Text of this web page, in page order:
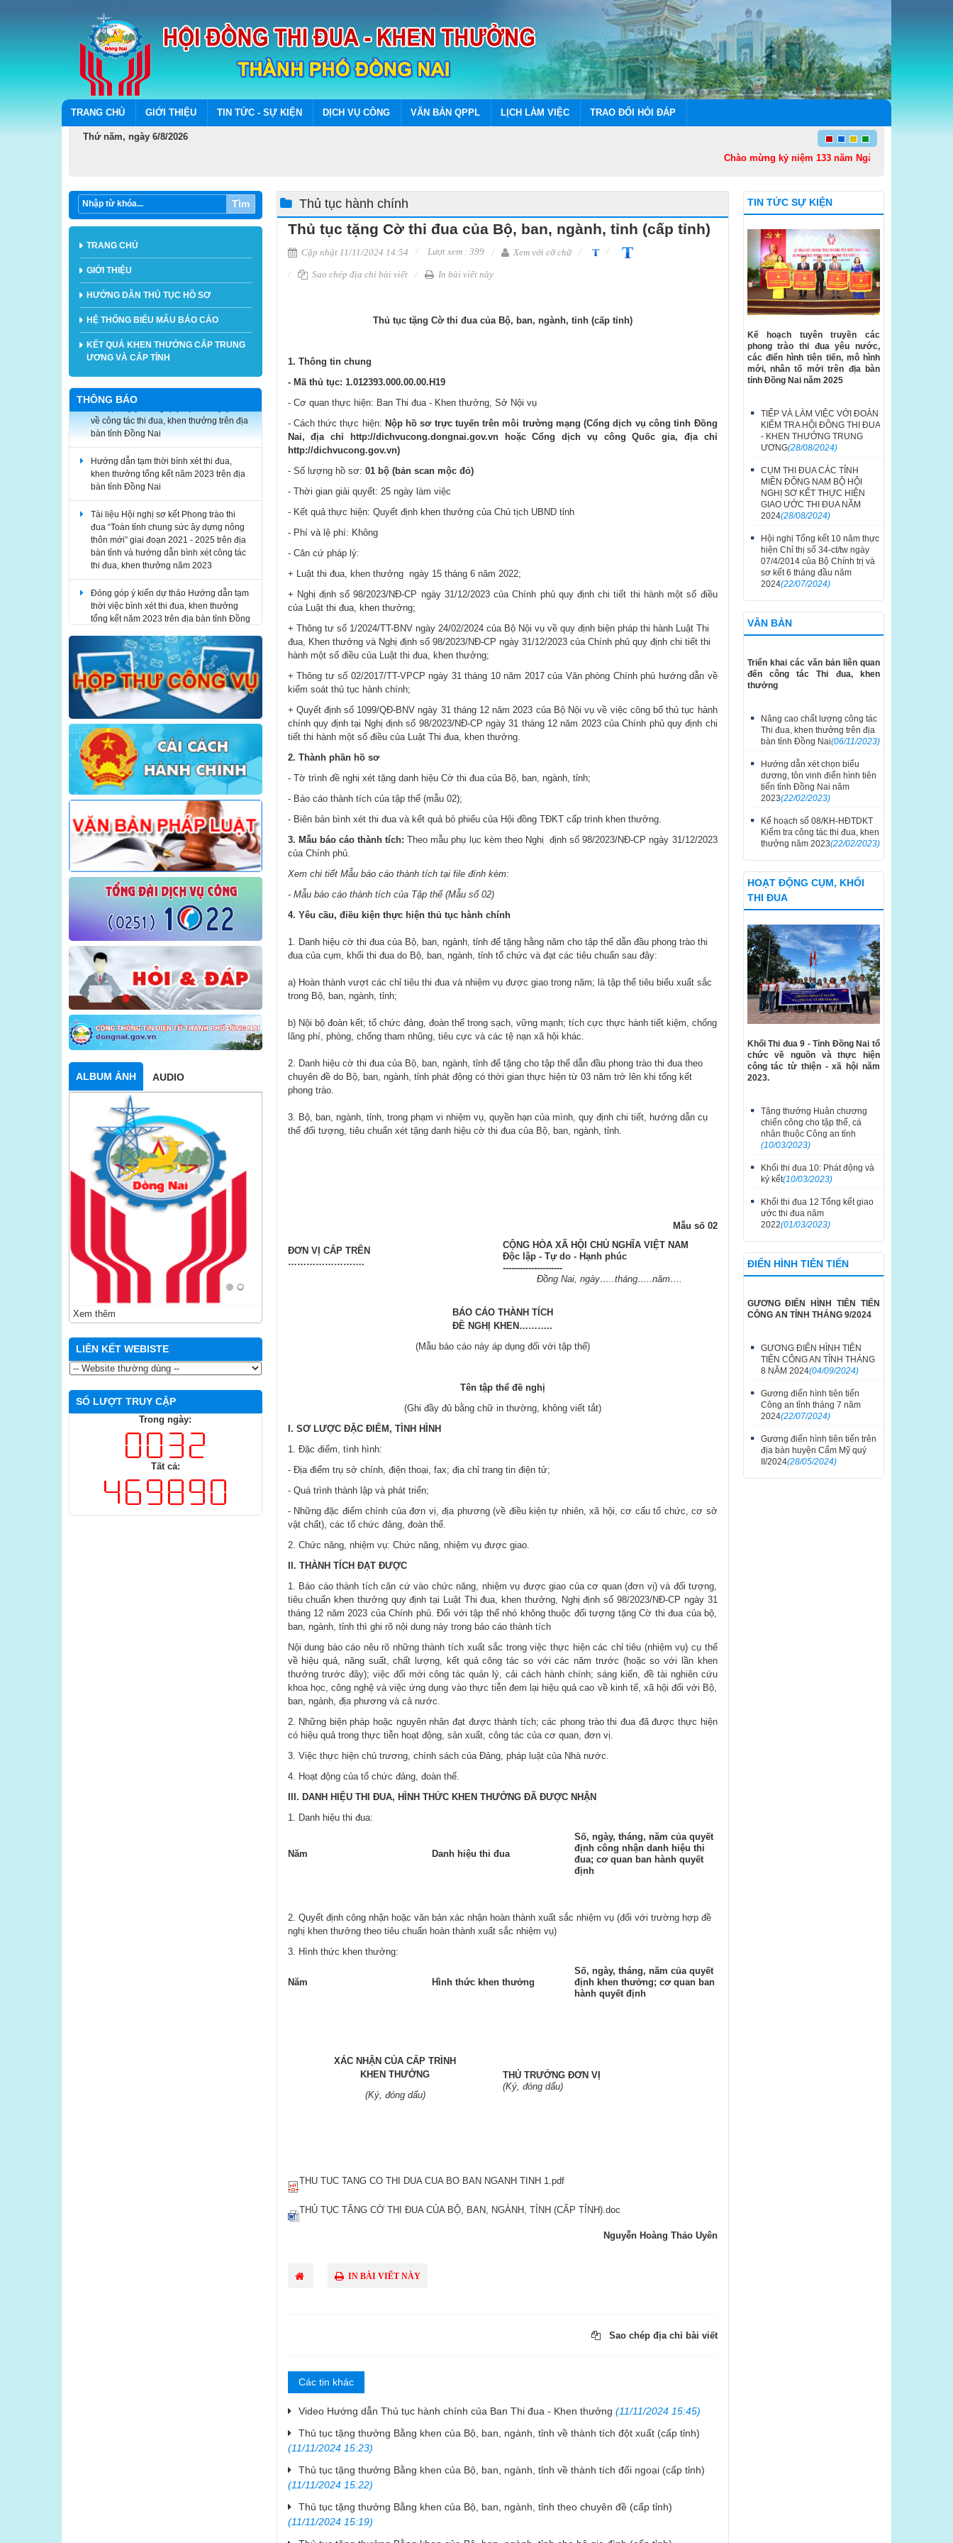
TRANG CHỦ GIỚI THIỆU TIN TỨC - SỰ KIỆN DỊCH VỤ CÔNG VĂN BẢN QPPL LỊCH LÀM VIỆC TRAO ĐỔI HỎI ĐÁP
Thứ năm, ngày 6/8/2026
Chào mừng kỷ niệm 133 năm Ngày sinh Chủ tịch Hồ
Tìm
TRANG CHỦ
GIỚI THIỆU
HƯỚNG DẪN THỦ TỤC HỒ SƠ
HỆ THỐNG BIỂU MẪU BÁO CÁO
KẾT QUẢ KHEN THƯỞNG CẤP TRUNG
ƯƠNG VÀ CẤP TỈNH
THÔNG BÁO
Về việc lấy ý kiến góp ý dự thảo Quy chế
về công tác thi đua, khen thưởng trên địa
bàn tỉnh Đồng Nai
khen thưởng tổng kết năm 2023 trên địa
bàn tỉnh Đồng Nai
đua “Toàn tỉnh chung sức ây dựng nông
thôn mới” giai đoạn 2021 - 2025 trên địa
bàn tỉnh và hướng dẫn bình xét công tác
thi đua, khen thưởng năm 2023
thời việc bình xét thi đua, khen thưởng
tổng kết năm 2023 trên địa bàn tỉnh Đồng
Nai
Về việc trả lời ý kiến PAKN của người
dân, doanh nghiệp
ALBUM ẢNH AUDIO
Xem thêm
LIÊN KẾT WEBISTE
SỐ LƯỢT TRUY CẬP
Trong ngày:
Tất cả:
Thủ tục hành chính
Thủ tục tặng Cờ thi đua của Bộ, ban, ngành, tỉnh (cấp tỉnh)
Cập nhật 11/11/2024 14:54 Lượt xem : 399 Xem với cỡ chữ
Sao chép địa chỉ bài viết In bài viết này
Thủ tục tặng Cờ thi đuacủa Bộ, ban, ngành, tỉnh (cấp tỉnh)
1. Thông tin chung
- Mã thủ tục: 1.012393.000.00.00.H19
- Cơ quan thực hiện: Ban Thi đua - Khen thưởng, Sở Nội vụ
- Cách thức thực hiện: Nộp hồ sơ trực tuyến trên môi trường mạng (Cổng dịch vụ công tỉnh Đồng
Nai, địa chỉ
http://dichvucong.dongnai.gov.vnhoặc Cổng dịch vụ công Quốc gia, địa chỉ
http://dichvucong.gov.vn)
- Số lượng hồ sơ: 01 bộ (bản scan mộc đỏ)
- Thời gian giải quyết: 25 ngày làm việc
- Kết quả thực hiện: Quyết định khen thưởng của Chủ tịch UBND tỉnh
- Phí và lệ phí: Không
- Căn cứ pháp lý:
+ Luật thi đua, khen thưởng ngày 15 tháng 6 năm 2022;
+ Nghị định số 98/2023/NĐ-CP ngày 31/12/2023 của Chính phủ quy định chi tiết thi hành một số điều
của Luật thi đua, khen thưởng;
+ Thông tư số 1/2024/TT-BNV ngày 24/02/2024 của Bộ Nội vụ về quy định biện pháp thi hành Luật Thi
đua, Khen thưởng và Nghị định số 98/2023/NĐ-CP ngày 31/12/2023 của Chính phủ quy định chi tiết thi
hành một số điều của Luật thi đua, khen thưởng;
+ Thông tư số 02/2017/TT-VPCP ngày 31 tháng 10 năm 2017 của Văn phòng Chính phủ hướng dẫn về
kiểm soát thủ tục hành chính;
+ Quyết định số 1099/QĐ-BNV ngày 31 tháng 12 năm 2023 của Bộ Nội vụ về việc công bố thủ tục hành
chính quy định tại Nghị định số 98/2023/NĐ-CP ngày 31 tháng 12 năm 2023 của Chính phủ quy định chi
tiết thi hành một số điều của Luật Thi đua, khen thưởng.
2. Thành phần hồ sơ
- Tờ trình đề nghị xét tặng danh hiệu Cờ thi đua của Bộ, ban, ngành, tỉnh;
- Báo cáo thành tích của tập thể (mẫu 02);
- Biên bản bình xét thi đua và kết quả bỏ phiếu của Hội đồng TĐKT cấp trình khen thưởng.
3. Mẫu báo cáo thành tích:Theo mẫu phụ lục kèm theo Nghi ̣ định số 98/2023/NĐ-CP ngày 31/12/2023
của Chính phủ.
Xem chi tiết Mẫu báo cáo thành tích tại file đính kèm:
- Mẫu báo cáo thành tíchcủa Tập thể (Mẫu số 02)
4. Yêu cầu, điều kiện thực hiện thủ tục hành chính
1. Danh hiệu cờ thi đua của Bộ, ban, ngành, tỉnh để tặng hằng năm cho tập thể dẫn đầu phong trào thi
đua của cụm, khối thi đua do Bộ, ban, ngành, tỉnh tổ chức và đạt các tiêu chuẩn sau đây:
a) Hoàn thành vượt các chỉ tiêu thi đua và nhiệm vụ được giao trong năm; là tập thể tiêu biểu xuất sắc
trong Bộ, ban, ngành, tỉnh;
b) Nội bộ đoàn kết; tổ chức đảng, đoàn thể trong sạch, vững mạnh; tích cực thực hành tiết kiệm, chống
lãng phí, phòng, chống tham nhũng, tiêu cực và các tệ nạn xã hội khác.
2. Danh hiệu cờ thi đua của Bộ, ban, ngành, tỉnh để tặng cho tập thể dẫn đầu phong trào thi đua theo
chuyên đề do Bộ, ban, ngành, tỉnh phát động có thời gian thực hiện từ 03 năm trở lên khi tổng kết
phong trào.
3. Bộ, ban, ngành, tỉnh, trong phạm vi nhiệm vụ, quyền hạn của mình, quy định chi tiết, hướng dẫn cụ
thể đối tượng, tiêu chuẩn xét tặng danh hiệu cờ thi đua của Bộ, ban, ngành, tỉnh.
Mẫu số 02
ĐƠN VỊ CẤP TRÊN
…………………….
CỘNG HÒA XÃ HỘI CHỦ NGHĨA VIỆT NAM
Độc lập - Tự do - Hạnh phúc
---------------------
Đồng Nai, ngày…..tháng…..năm….
BÁO CÁO THÀNH TÍCH
ĐỀ NGHỊ KHEN………..
(Mẫu báo cáo này áp dụng đối với tập thể)
Tên tập thể đề nghị
(Ghi đầy đủ bằng chữ in thường, không viết tắt)
I. SƠ LƯỢC ĐẶC ĐIỂM, TÌNH HÌNH
1. Đặc điểm, tình hình:
- Địa điểm trụ sở chính, điện thoại, fax; địa chỉ trang tin điện tử;
- Quá trình thành lập và phát triển;
- Những đặc điểm chính của đơn vị, địa phương (về điều kiện tự nhiên, xã hội, cơ cấu tổ chức, cơ sở
vật chất), các tổ chức đảng, đoàn thể.
2. Chức năng, nhiệm vụ: Chức năng, nhiệm vụ được giao.
II. THÀNH TÍCH ĐẠT ĐƯỢC
1. Báo cáo thành tích căn cứ vào chức năng, nhiệm vụ được giao của cơ quan (đơn vị) và đối tượng,
tiêu chuẩn khen thưởng quy định tại Luật Thi đua, khen thưởng, Nghị định số 98/2023/NĐ-CP ngày 31
tháng 12 năm 2023 của Chính phủ. Đối với tập thể nhỏ không thuộc đối tượng tặng Cờ thi đua của bộ,
ban, ngành, tỉnh thì ghi rõ nội dung này trong báo cáo thành tích
Nội dung báo cáo nêu rõ những thành tích xuất sắc trong việc thực hiện các chỉ tiêu (nhiệm vụ) cụ thể
về hiệu quả, năng suất, chất lượng, kết quả công tác so với các năm trước (hoặc so với lần khen
thưởng trước đây); việc đổi mới công tác quản lý, cải cách hành chính; sáng kiến, đề tài nghiên cứu
khoa học, công nghệ và việc ứng dụng vào thực tiễn đem lại hiệu quả cao về kinh tế, xã hội đối với Bộ,
ban, ngành, địa phương và cả nước.
2. Những biện pháp hoặc nguyên nhân đạt được thành tích; các phong trào thi đua đã được thực hiện
có hiệu quả trong thực tiễn hoạt động, sản xuất, công tác của cơ quan, đơn vị.
3. Việc thực hiện chủ trương, chính sách của Đảng, pháp luật của Nhà nước.
4. Hoạt động của tổ chức đảng, đoàn thể.
III. DANH HIỆU THI ĐUA, HÌNH THỨC KHEN THƯỞNG ĐÃ ĐƯỢC NHẬN
1. Danh hiệu thi đua:
Năm Danh hiệu thi đua
Số, ngày, tháng, năm của quyết
định công nhận danh hiệu thi
đua; cơ quan ban hành quyết
định
2. Quyết định công nhận hoặc văn bản xác nhận hoàn thành xuất sắc nhiệm vụ (đối với trường hợp đề
nghị khen thưởng theo tiêu chuẩn hoàn thành xuất sắc nhiệm vụ)
3. Hình thức khen thưởng:
Năm Hình thức khen thưởng
Số, ngày, tháng, năm của quyết
định khen thưởng; cơ quan ban
hành quyết định
XÁC NHẬN CỦA CẤP TRÌNH
KHEN THƯỞNG
(Ký, đóng dấu)
THỦ TRƯỞNG ĐƠN VỊ
(Ký, đóng dấu)
THU TUC TANG CO THI DUA CUA BO BAN NGANH TINH 1.pdf
THỦ TỤC TẶNG CỜ THI ĐUA CỦA BỘ, BAN, NGÀNH, TỈNH (CẤP TỈNH).doc
Nguyễn Hoàng Thảo Uyên
IN BÀI VIẾT NÀY
Sao chép địa chỉ bài viết
Các tin khác
Video Hướng dẫn Thủ tục hành chính của Ban Thi đua - Khen thưởng (11/11/2024 15:45)
Thủ tục tặng thưởng Bằng khen của Bộ, ban, ngành, tỉnh về thành tích đột xuất (cấp tỉnh)
(11/11/2024 15:23)
Thủ tục tặng thưởng Bằng khen của Bộ, ban, ngành, tỉnh về thành tích đối ngoại (cấp tỉnh)
(11/11/2024 15:22)
Thủ tục tặng thưởng Bằng khen của Bộ, ban, ngành, tỉnh theo chuyên đề (cấp tỉnh)
(11/11/2024 15:19)
TIN TỨC SỰ KIỆN
Kế hoạch tuyên truyền các
phong trào thi đua yêu nước,
các điển hình tiên tiến, mô hình
mới, nhân tố mới trên địa bàn
tỉnh Đồng Nai năm 2025
TIẾP VÀ LÀM VIỆC VỚI ĐOÀN
KIỂM TRA HỘI ĐỒNG THI ĐUA
- KHEN THƯỞNG TRUNG
ƯƠNG(28/08/2024)
CỤM THI ĐUA CÁC TỈNH
MIỀN ĐÔNG NAM BỘ HỘI
NGHỊ SƠ KẾT THỰC HIỆN
GIAO ƯỚC THI ĐUA NĂM
2024(28/08/2024)
Hội nghị Tổng kết 10 năm thực
hiện Chỉ thị số 34-ct/tw ngày
07/4/2014 của Bộ Chính trị và
sơ kết 6 tháng đầu năm
2024(22/07/2024)
VĂN BẢN
Triển khai các văn bản liên quan
đến công tác Thi đua, khen
thưởng
Nâng cao chất lượng công tác
Thi đua, khen thưởng trên địa
bàn tỉnh Đồng Nai(06/11/2023)
Hướng dẫn xét chọn biểu
dương, tôn vinh điển hình tiên
tiến tỉnh Đồng Nai năm
2023(22/02/2023)
Kế hoạch số 08/KH-HĐTDKT
Kiểm tra công tác thi đua, khen
thưởng năm 2023(22/02/2023)
HOẠT ĐỘNG CỤM, KHỐI
THI ĐUA
Khối Thi đua 9 - Tỉnh Đồng Nai tổ
chức về nguồn và thực hiện
công tác từ thiện - xã hội năm
2023.
Tặng thưởng Huân chương
chiến công cho tập thể, cá
nhân thuộc Công an tỉnh
(10/03/2023)
Khối thi đua 10: Phát động và
ký kết(10/03/2023)
Khối thi đua 12 Tổng kết giao
ước thi đua năm
2022(01/03/2023)
ĐIỂN HÌNH TIÊN TIẾN
GƯƠNG ĐIỂN HÌNH TIÊN TIẾN
CÔNG AN TỈNH THÁNG 9/2024
GƯƠNG ĐIỂN HÌNH TIÊN
TIẾN CÔNG AN TỈNH THÁNG
8 NĂM 2024(04/09/2024)
Gương điển hình tiên tiến
Công an tỉnh tháng 7 năm
2024(22/07/2024)
Gương điển hình tiên tiến trên
địa bàn huyện Cẩm Mỹ quý
II/2024(28/05/2024)